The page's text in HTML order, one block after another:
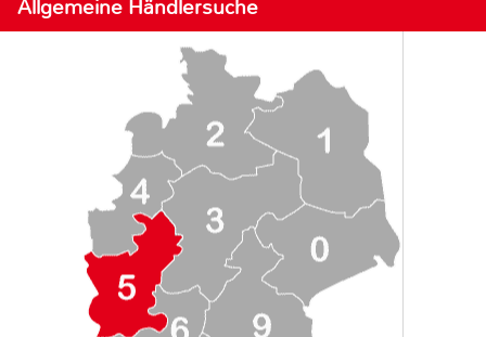
Allgemeine Händlersuche